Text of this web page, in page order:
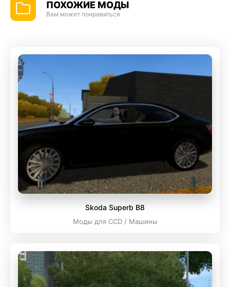
ПОХОЖИЕ МОДЫ
Вам может понравиться
Skoda Superb B8
Моды для CCD / Машины